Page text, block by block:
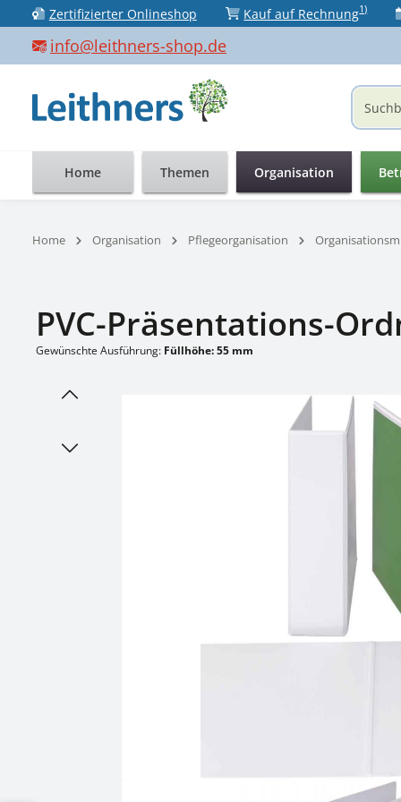
Hauptinhalt springen
Zur Suche springen
Zur Hauptnavigation springen
Zertifizierter Onlineshop Kauf auf Rechnung1)
info@leithners-shop.de
Home Themen Organisation
Home Organisation Pflegeorganisation
PVC-Präsentations-
Gewünschte Ausführung: Füllhöhe: 55 mm
Bildergalerie überspringen